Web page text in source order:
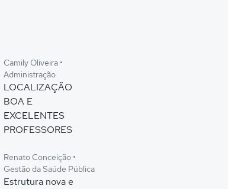
Camily Oliveira •
Administração
LOCALIZAÇÃO
BOA E
EXCELENTES
PROFESSORES
Renato Conceição •
Gestão da Saúde Pública
Estrutura nova e